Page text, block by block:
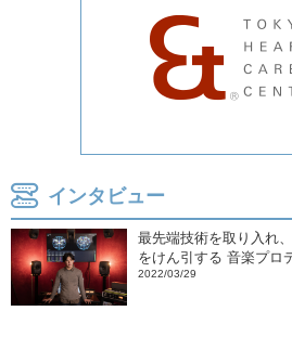
インタビュー
最先端技術を取り入れ
をけん引する 音楽プロ
2022/03/29